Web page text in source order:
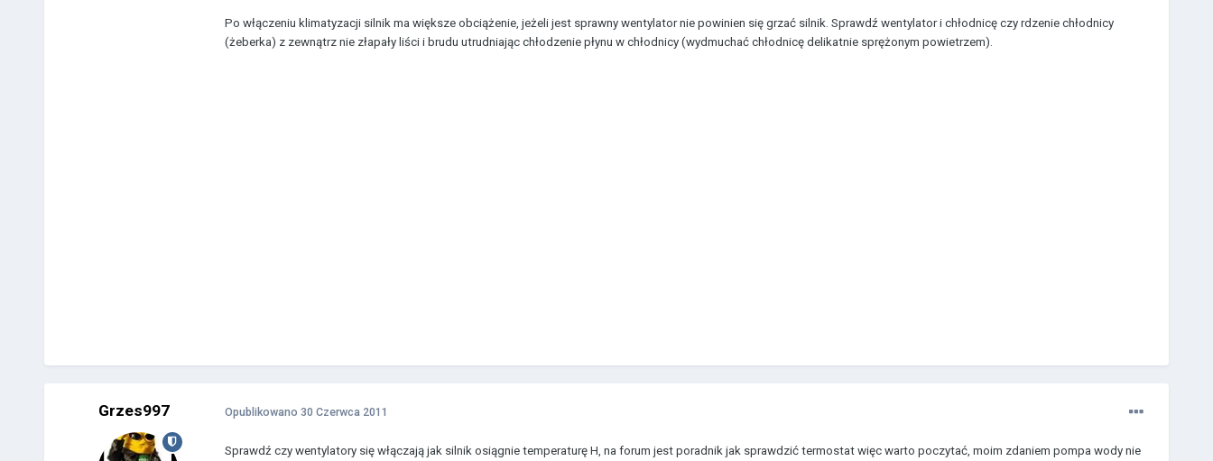
Po włączeniu klimatyzacji silnik ma większe obciążenie, jeżeli jest sprawny wentylator nie powinien się grzać silnik. Sprawdź wentylator i chłodnicę czy rdzenie chłodnicy
(żeberka) z zewnątrz nie złapały liści i brudu utrudniając chłodzenie płynu w chłodnicy (wydmuchać chłodnicę delikatnie sprężonym powietrzem).
Grzes997 Opublikowano 30 Czerwca 2011
Sprawdź czy wentylatory się włączają jak silnik osiągnie temperaturę H, na forum jest poradnik jak sprawdzić termostat więc warto poczytać, moim zdaniem pompa wody nie